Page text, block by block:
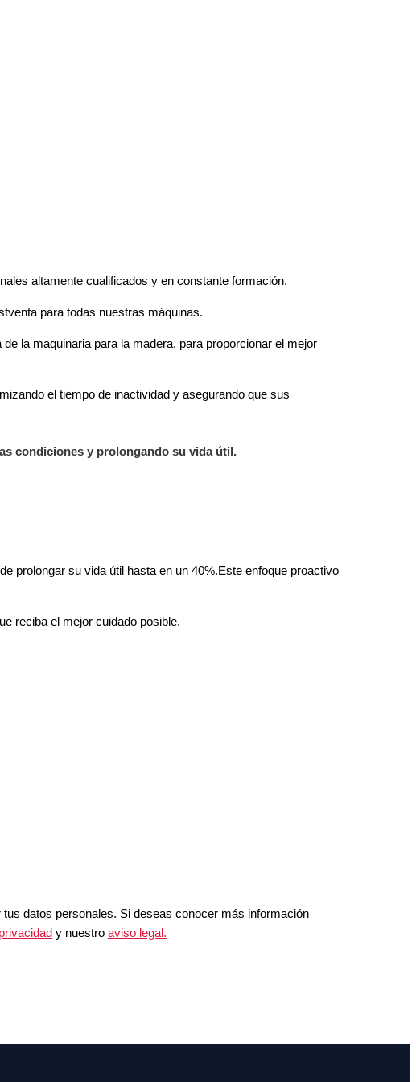
altamente cualificados y en constante formación.
para todas nuestras máquinas.
la maquinaria para la madera, para proporcionar el mejor
el tiempo de inactividad y asegurando que sus
condiciones y prolongando su vida útil.
prolongar su vida útil hasta en un 40%.Este enfoque proactivo
reciba el mejor cuidado posible.
datos personales. Si deseas conocer más información
y nuestro aviso legal.